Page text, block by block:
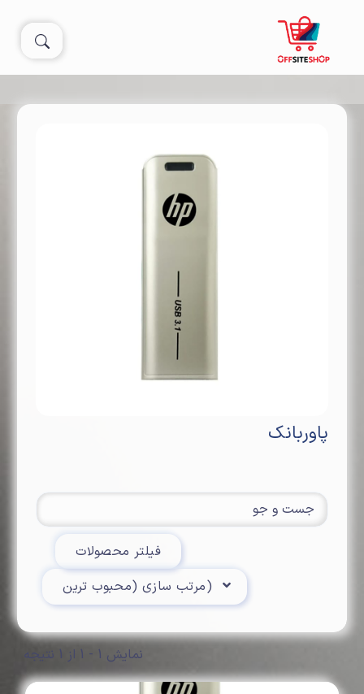
پاوربانک
فیلتر محصولات
مرتب سازی (محبوب ترین)
نمایش 1 - 1 از 1 نتیجه